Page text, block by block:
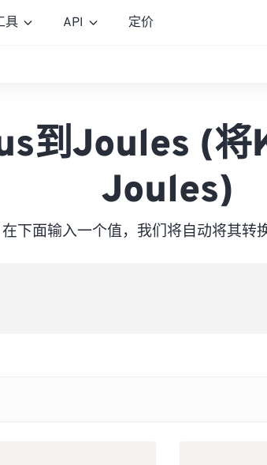
具 API 定价
到Joules (将
Joules)
在下面输入一个值，我们将自动将其转